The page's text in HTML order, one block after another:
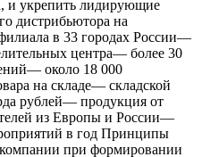
и укрепить лидирующие
дистрибьютора на
в 33 городах России—
центра— более 30
около 18 000
на складе— складской
рублей— продукция от
из Европы и России—
в год Принципы
при формировании